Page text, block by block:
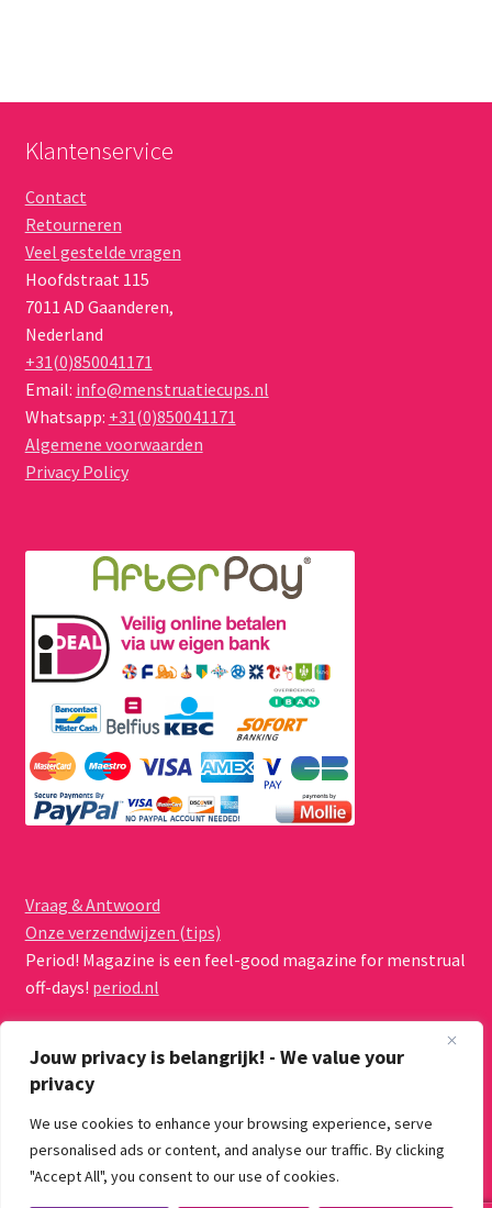
Jouw privacy is belangrijk! - We value your
privacy
We use cookies to enhance your browsing experience, serve
personalised ads or content, and analyse our traffic. By clicking
"Accept All", you consent to our use of cookies.
Klantenservice
Contact
Retourneren
Veel gestelde vragen
Hoofdstraat 115
7011 AD Gaanderen,
Nederland
+31(0)850041171
Email: info@menstruatiecups.nl
Whatsapp: +31(0)850041171
Algemene voorwaarden
Privacy Policy
Vraag & Antwoord
Onze verzendwijzen (tips)
Period! Magazine is een feel-good magazine for menstrual
off-days! period.nl
© Menstruatiecups.nl 2026
Algemene voorwaarden
Gebouwd met WooCommerce.